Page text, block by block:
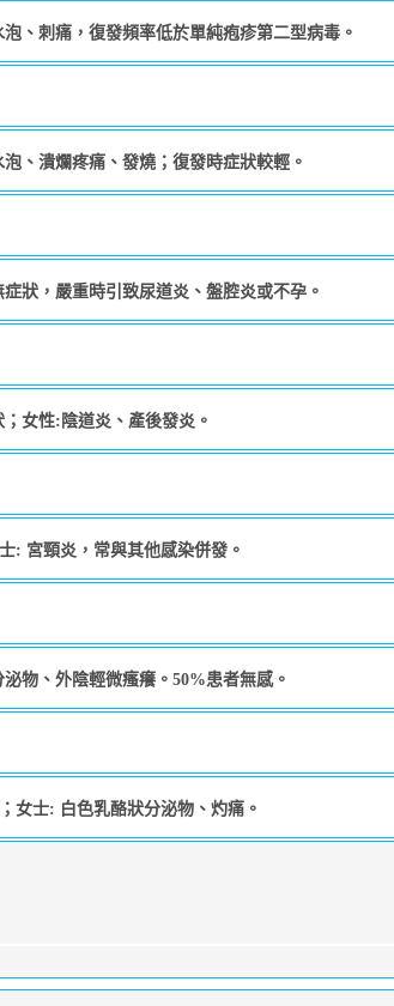
、刺痛，復發頻率低於單純疱疹第二型病毒。
、潰爛疼痛、發燒；復發時症狀較輕。
狀，嚴重時引致尿道炎、盤腔炎或不孕。
女性:陰道炎、產後發炎。
: 宮頸炎，常與其他感染併發。
物、外陰輕微瘙癢。50%患者無感。
女士: 白色乳酪狀分泌物、灼痛。